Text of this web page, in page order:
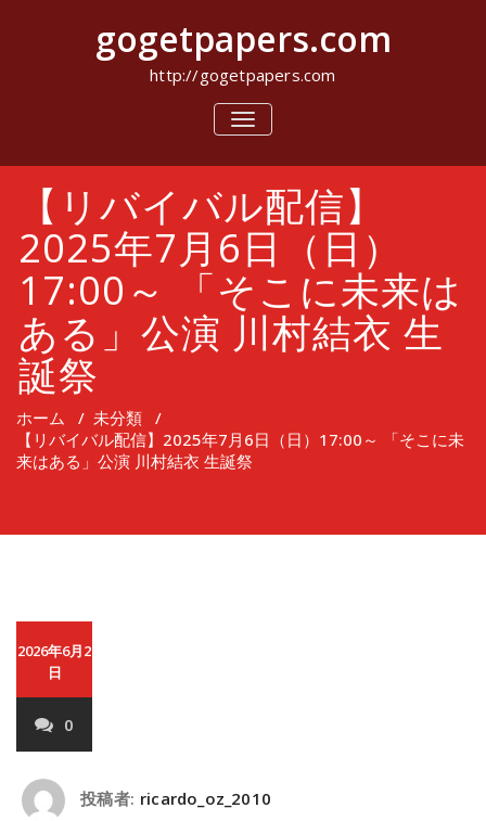
キ
gogetpapers.com
http://gogetpapers.com
ナ
ビ
シ
ョ
ン
を
切
り
替
え
【リバイバル配信】
2025年7月6日（日）
17:00～ 「そこに未来は
ある」公演 川村結衣 生
誕祭
ホーム / 未分類 /
【リバイバル配信】2025年7月6日（日）17:00～ 「そこに未
来はある」公演 川村結衣 生誕祭
2026年6月2
日
0
投稿者: ricardo_oz_2010